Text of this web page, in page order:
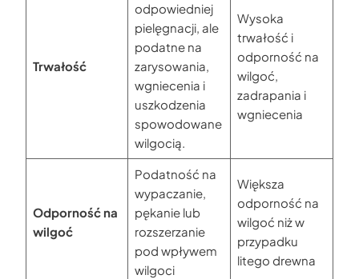
Trwałość
odpowiedniej
pielęgnacji, ale
podatne na
zarysowania,
wgniecenia i
uszkodzenia
spowodowane
wilgocią.
Wysoka
trwałość i
odporność na
wilgoć,
zadrapania i
wgniecenia
Odporność na
wilgoć
Podatność na
wypaczanie,
pękanie lub
rozszerzanie
pod wpływem
wilgoci
Większa
odporność na
wilgoć niż w
przypadku
litego drewna